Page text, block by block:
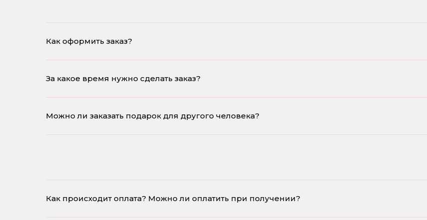
Как оформить заказ?
За какое время нужно сделать заказ?
Можно ли заказать подарок для другого человека?
Как происходит оплата? Можно ли оплатить при получении?